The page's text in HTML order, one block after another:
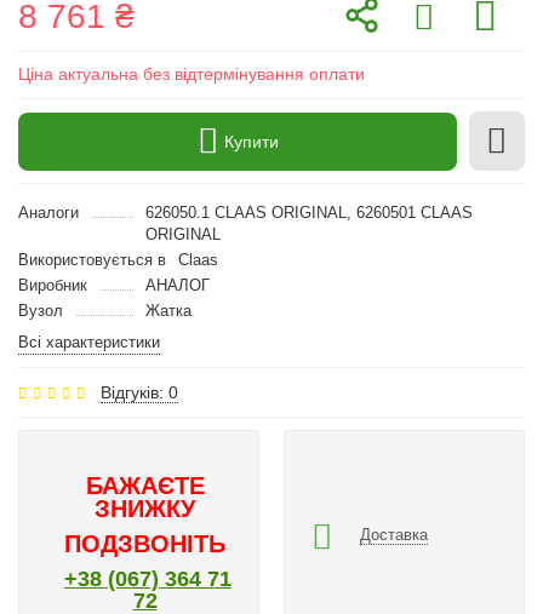
8 761 ₴
Ціна актуальна без відтермінування оплати
Купити
Аналоги
626050.1 CLAAS ORIGINAL, 6260501 CLAAS
ORIGINAL
Використовується в
Claas
Виробник
АНАЛОГ
Вузол
Жатка
Всі характеристики
Відгуків: 0
БАЖАЄТЕ
ЗНИЖКУ
ПОДЗВОНІТЬ
+38 (067) 364 71
72
Доставка